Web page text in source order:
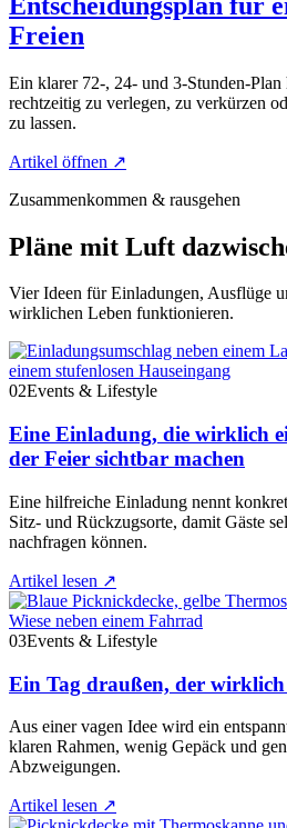
Freien
Ein klarer 72-, 24- und 3-Stunden-
rechtzeitig zu verlegen, zu verkürzen
zu lassen.
Artikel öffnen ↗
Zusammenkommen & rausgehen
Pläne mit Luft
Vier Ideen für Einladungen, Ausflüge
wirklichen Leben funktionieren.
02Events & Lifestyle
Eine Einladung, die wirklich
der Feier sichtbar machen
Eine hilfreiche Einladung nennt
Sitz- und Rückzugsorte, damit Gäste
nachfragen können.
Artikel lesen ↗
03Events & Lifestyle
Ein Tag draußen, der
Aus einer vagen Idee wird ein
klaren Rahmen, wenig Gepäck und
Abzweigungen.
Artikel lesen ↗